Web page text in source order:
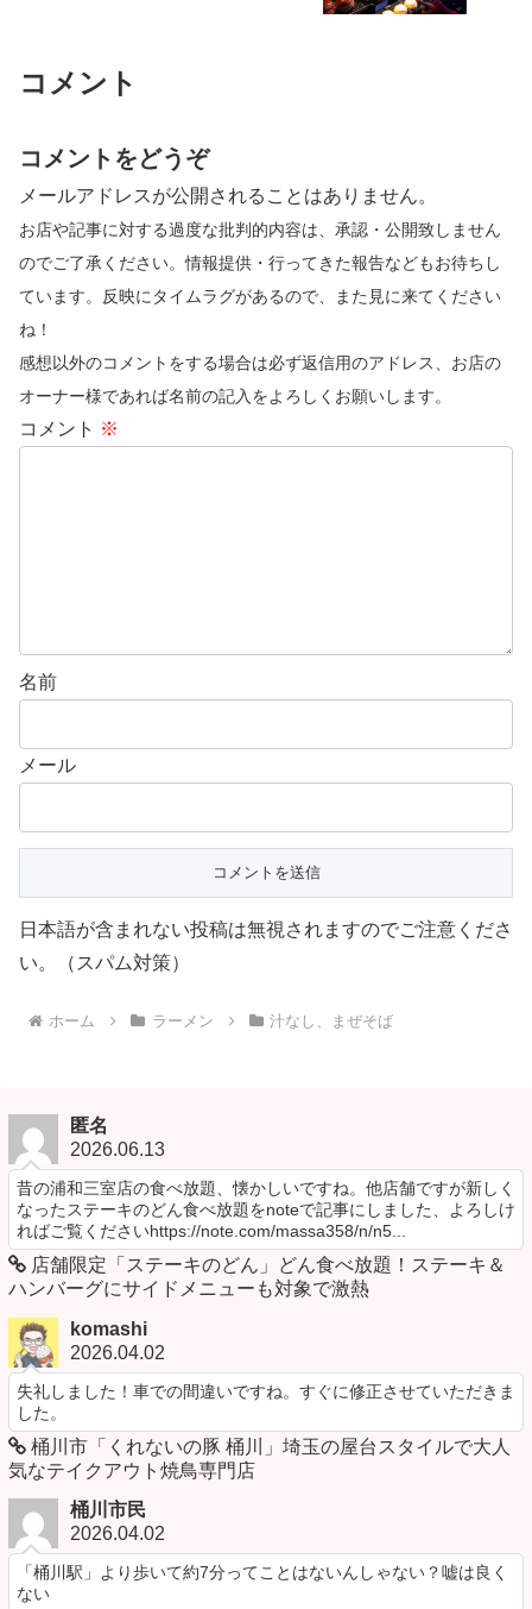
コメント
コメントをどうぞ
メールアドレスが公開されることはありません。
お店や記事に対する過度な批判的内容は、承認・公開致しません
のでご了承ください。情報提供・行ってきた報告などもお待ちし
ています。反映にタイムラグがあるので、また見に来てください
ね！
感想以外のコメントをする場合は必ず返信用のアドレス、お店の
オーナー様であれば名前の記入をよろしくお願いします。
コメント ※
名前
メール
日本語が含まれない投稿は無視されますのでご注意くださ
い。（スパム対策）
ホーム ラーメン 汁なし、まぜそば
匿名
2026.06.13
昔の浦和三室店の食べ放題、懐かしいですね。他店舗ですが新しく
なったステーキのどん食べ放題をnoteで記事にしました、よろしけ
ればご覧くださいhttps://note.com/massa358/n/n5...
店舗限定「ステーキのどん」どん食べ放題！ステーキ＆
ハンバーグにサイドメニューも対象で激熱
komashi
2026.04.02
失礼しました！車での間違いですね。すぐに修正させていただきま
した。
桶川市「くれないの豚 桶川」埼玉の屋台スタイルで大人
気なテイクアウト焼鳥専門店
桶川市民
2026.04.02
「桶川駅」より歩いて約7分ってことはないんしゃない？嘘は良く
ない